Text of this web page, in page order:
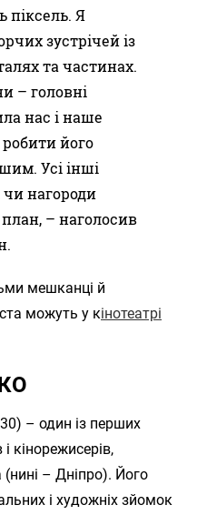
піксель. Я
зустрічей із
та частинах.
– головні
нас і наше
його
Усі інші
чи нагороди
– наголосив
мешканці й
можуть у кінотеатрі
– один із перших
кінорежисерів,
– Дніпро). Його
і художніх зйомок